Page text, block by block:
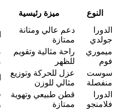
النوع ميزة رئيسية
الدورا
جولدي
دعم عالي ومتانة
ممتازة
ميموري
فوم
راحة مثالية وتقويم
للظهر
سوست
منفصلة
عزل للحركة وتوزيع
مثالي للوزن
الدورا
فلامنجو
قطن طبيعي وتهوية
ممتازة